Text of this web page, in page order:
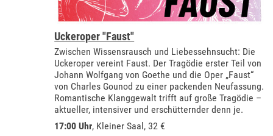
Uckeroper "Faust"
Zwischen Wissensrausch und Liebessehnsucht: Die
Uckeroper vereint Faust. Der Tragödie erster Teil von
Johann Wolfgang von Goethe und die Oper „Faust“
von Charles Gounod zu einer packenden Neufassung.
Romantische Klanggewalt trifft auf große Tragödie –
aktueller, intensiver und erschütternder denn je.
17:00 Uhr, Kleiner Saal , 32 €